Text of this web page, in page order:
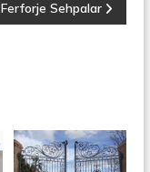
Ferforje Sehpalar